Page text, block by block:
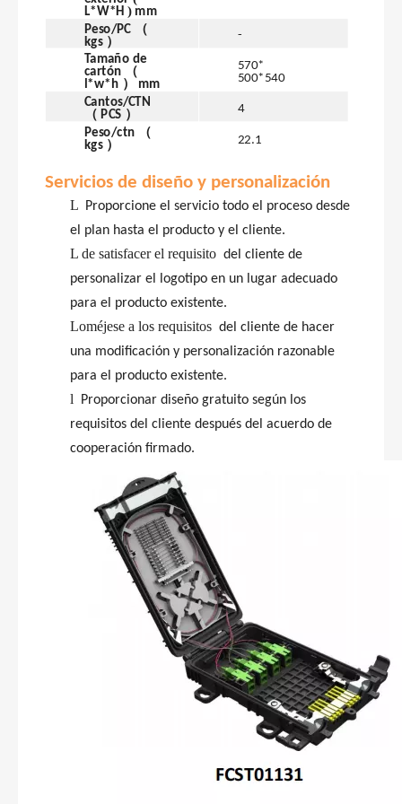
L*W*H ) mm
Peso/PC （
kgs ）
-
Tamaño de
cartón
（
l*w*h ） mm
570*
500* 540
Cantos/CTN
（ PCS ）
4
Peso/ctn
（
kgs ） 22.1
Servicios de diseño y personalización
L
Proporcione el servicio todo el proceso desde
el plan hasta el producto y el cliente.
L de satisfacer el requisito del cliente de
personalizar el logotipo en un lugar adecuado
para el producto existente.
Loméjese a los requisitos del cliente de hacer
una modificación y personalización razonable
para el producto existente.
l
Proporcionar diseño gratuito según los
requisitos del cliente después del acuerdo de
cooperación firmado.